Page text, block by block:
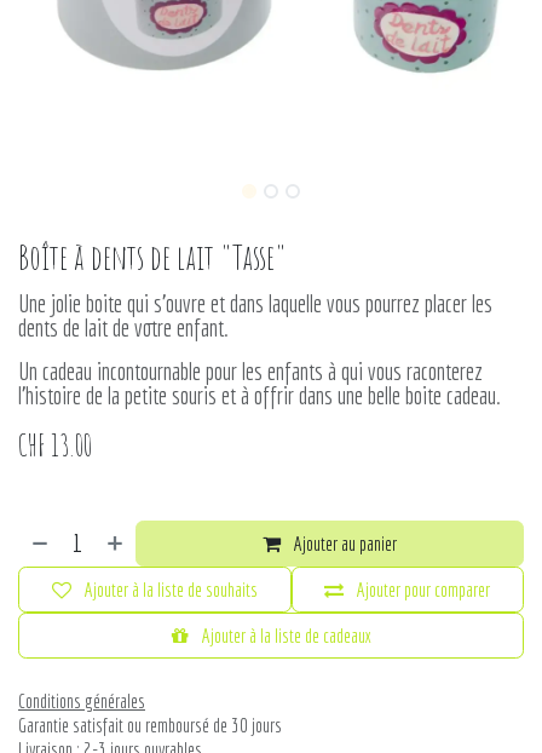
Boîte à dents de lait "Tasse"
Une jolie boite qui s'ouvre et dans laquelle vous pourrez placer les
dents de lait de votre enfant.
Un cadeau incontournable pour les enfants à qui vous raconterez
l'histoire de la petite souris et à offrir dans une belle boite cadeau.
CHF 13.00
Ajouter au panier
Ajouter pour comparer
Ajouter à la liste de cadeaux
Ajouter à la liste de souhaits
Conditions générales
Garantie satisfait ou remboursé de 30 jours